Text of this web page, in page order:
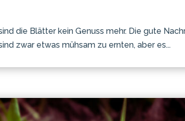
die Blätter kein Genuss mehr. Die gute
zwar etwas mühsam zu ernten, aber es...